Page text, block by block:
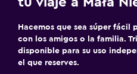
Plancha y tabla de planchar
Hacemos que sea súper fácil
con los amigos o la familia.
disponible para su uso
el que reserves.